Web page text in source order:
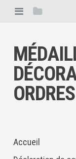
ORDRES
Accueil